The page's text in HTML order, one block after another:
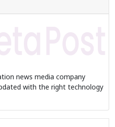
news media company
with the right technology